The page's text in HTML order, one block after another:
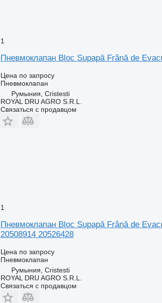
1
Пневмоклапан Bloc Supapă Frână de
Цена по запросу
Пневмоклапан
Румыния, Cristesti
ROYAL DRU AGRO S.R.L.
Связаться с продавцом
1
Пневмоклапан Bloc Supapă Frână de
20508914 20526428
Цена по запросу
Пневмоклапан
Румыния, Cristesti
ROYAL DRU AGRO S.R.L.
Связаться с продавцом